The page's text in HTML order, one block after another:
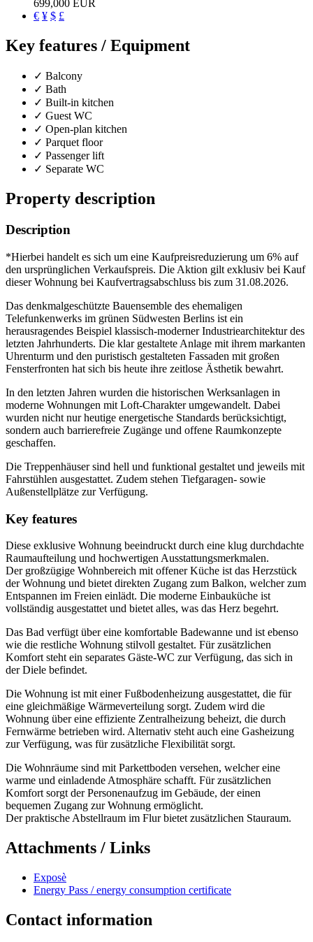
699,000 EUR
€ ¥ $ £
Key features / Equipment
✓ Balcony
✓ Bath
✓ Built-in kitchen
✓ Guest WC
✓ Open-plan kitchen
✓ Parquet floor
✓ Passenger lift
✓ Separate WC
Property description
Description
*Hierbei handelt es sich um eine Kaufpreisreduzierung um 6% auf
den ursprünglichen Verkaufspreis. Die Aktion gilt exklusiv bei Kauf
dieser Wohnung bei Kaufvertragsabschluss bis zum 31.08.2026.
Das denkmalgeschützte Bauensemble des ehemaligen
Telefunkenwerks im grünen Südwesten Berlins ist ein
herausragendes Beispiel klassisch-moderner Industriearchitektur des
letzten Jahrhunderts. Die klar gestaltete Anlage mit ihrem markanten
Uhrenturm und den puristisch gestalteten Fassaden mit großen
Fensterfronten hat sich bis heute ihre zeitlose Ästhetik bewahrt.
In den letzten Jahren wurden die historischen Werksanlagen in
moderne Wohnungen mit Loft-Charakter umgewandelt. Dabei
wurden nicht nur heutige energetische Standards berücksichtigt,
sondern auch barrierefreie Zugänge und offene Raumkonzepte
geschaffen.
Die Treppenhäuser sind hell und funktional gestaltet und jeweils mit
Fahrstühlen ausgestattet. Zudem stehen Tiefgaragen- sowie
Außenstellplätze zur Verfügung.
Key features
Diese exklusive Wohnung beeindruckt durch eine klug durchdachte
Raumaufteilung und hochwertigen Ausstattungsmerkmalen.
Der großzügige Wohnbereich mit offener Küche ist das Herzstück
der Wohnung und bietet direkten Zugang zum Balkon, welcher zum
Entspannen im Freien einlädt. Die moderne Einbauküche ist
vollständig ausgestattet und bietet alles, was das Herz begehrt.
Das Bad verfügt über eine komfortable Badewanne und ist ebenso
wie die restliche Wohnung stilvoll gestaltet. Für zusätzlichen
Komfort steht ein separates Gäste-WC zur Verfügung, das sich in
der Diele befindet.
Die Wohnung ist mit einer Fußbodenheizung ausgestattet, die für
eine gleichmäßige Wärmeverteilung sorgt. Zudem wird die
Wohnung über eine effiziente Zentralheizung beheizt, die durch
Fernwärme betrieben wird. Alternativ steht auch eine Gasheizung
zur Verfügung, was für zusätzliche Flexibilität sorgt.
Die Wohnräume sind mit Parkettboden versehen, welcher eine
warme und einladende Atmosphäre schafft. Für zusätzlichen
Komfort sorgt der Personenaufzug im Gebäude, der einen
bequemen Zugang zur Wohnung ermöglicht.
Der praktische Abstellraum im Flur bietet zusätzlichen Stauraum.
Attachments / Links
Exposè
Energy Pass / energy consumption certificate
Contact information